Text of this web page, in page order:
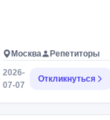
Москва
Репетиторы
2026-
07-07
Откликнуться